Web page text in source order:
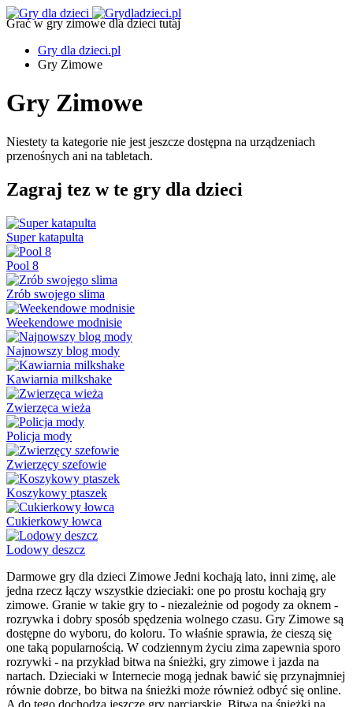
Grać w gry zimowe dla dzieci tutaj
Gry dla dzieci.pl
Gry Zimowe
Gry Zimowe
Niestety ta kategorie nie jest jeszcze dostępna na urządzeniach
przenośnych ani na tabletach.
Zagraj tez w te gry dla dzieci
Super katapulta
Pool 8
Zrób swojego slima
Weekendowe modnisie
Najnowszy blog mody
Kawiarnia milkshake
Zwierzęca wieża
Policja mody
Zwierzęcy szefowie
Koszykowy ptaszek
Cukierkowy łowca
Lodowy deszcz
Darmowe gry dla dzieci Zimowe Jedni kochają lato, inni zimę, ale
jedna rzecz łączy wszystkie dzieciaki: one po prostu kochają gry
zimowe. Granie w takie gry to - niezależnie od pogody za oknem -
rozrywka i dobry sposób spędzenia wolnego czasu. Gry Zimowe są
dostępne do wyboru, do koloru. To właśnie sprawia, że cieszą się
one taką popularnością. W codziennym życiu zima zapewnia sporo
rozrywki - na przykład bitwa na śnieżki, gry zimowe i jazda na
nartach. Dzieciaki w Internecie mogą jednak bawić się przynajmniej
równie dobrze, bo bitwa na śnieżki może również odbyć się online.
A do tego dochodzą jeszcze gry narciarskie. Bitwa na śnieżki na